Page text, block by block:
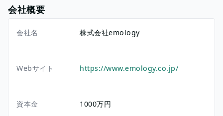
会社概要
会社名 株式会社emology
Webサイト https://www.emology.co.jp/
資本金 1000万円